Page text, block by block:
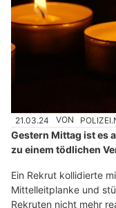
21.03.24 VON
Gestern Mittag ist es
zu einem tödlichen
Ein Rekrut kollidierte
Mittelleitplanke und
Rekruten nicht mehr